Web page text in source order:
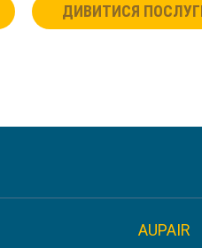
ДИВИТИСЯ
AUPAIR